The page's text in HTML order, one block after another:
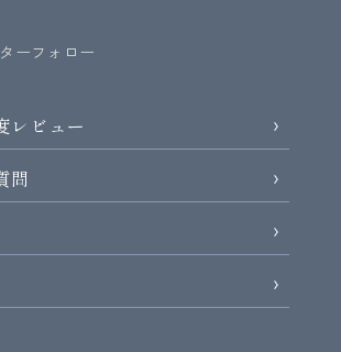
ーフォロー
レビュー
問